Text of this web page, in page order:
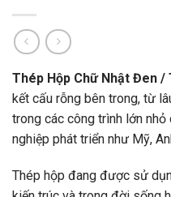
Thép Hộp Chữ Nhật Đen /
kết cấu rỗng bên trong, từ
trong các công trình lớn
nghiệp phát triển như Mỹ,
Thép hộp đang được sử